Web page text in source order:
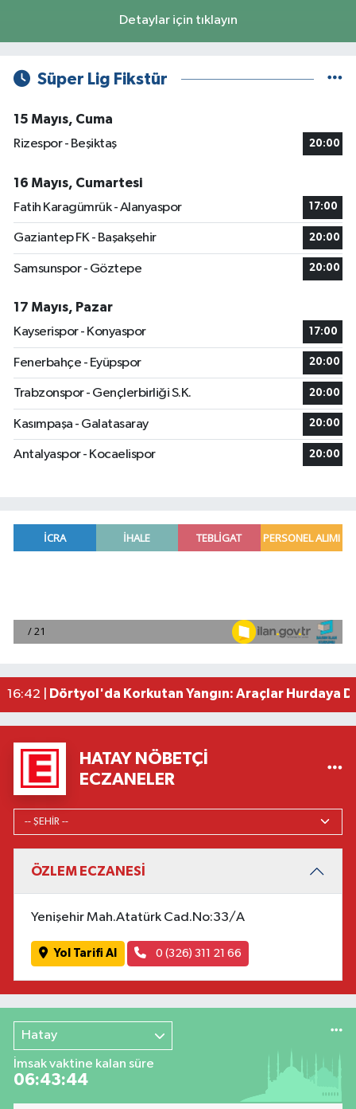
Detaylar için tıklayın
Süper Lig Fikstür
15 Mayıs, Cuma
Rizespor - Beşiktaş
20:00
16 Mayıs, Cumartesi
Fatih Karagümrük - Alanyaspor
17:00
Gaziantep FK - Başakşehir 20:00
Samsunspor - Göztepe 20:00
17 Mayıs, Pazar
Kayserispor - Konyaspor
17:00
Fenerbahçe - Eyüpspor 20:00
Trabzonspor - Gençlerbirliği S.K. 20:00
Kasımpaşa - Galatasaray 20:00
Antalyaspor - Kocaelispor 20:00
19:12 |
Borsa günü yükselişle tamamladı
16:42 |
Dörtyol'da Korkutan Yangın: Araçlar Hurdaya
HATAY NÖBETÇI
ECZANELER
ÖZLEM ECZANESİ
Yenişehir Mah.Atatürk Cad.No:33/A
Yol Tarifi Al 0 (326) 311 21 66
Hatay
İmsak vaktine kalan süre
06:43:43